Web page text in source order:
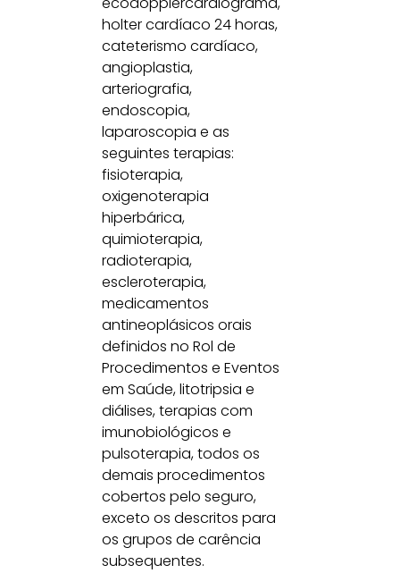
holter cardíaco 24 horas,
cateterismo cardíaco,
angioplastia,
arteriografia,
endoscopia,
laparoscopia e as
seguintes terapias:
fisioterapia,
oxigenoterapia
hiperbárica,
quimioterapia,
radioterapia,
escleroterapia,
medicamentos
antineoplásicos orais
definidos no Rol de
Procedimentos e Eventos
em Saúde, litotripsia e
diálises, terapias com
imunobiológicos e
pulsoterapia, todos os
demais procedimentos
cobertos pelo seguro,
exceto os descritos para
os grupos de carência
subsequentes.